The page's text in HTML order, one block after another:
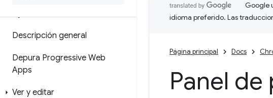
Descripción general
Depura Progressive Web
Apps
Ver y editar
Google
idioma preferido. Las
Página principal Docs
Panel